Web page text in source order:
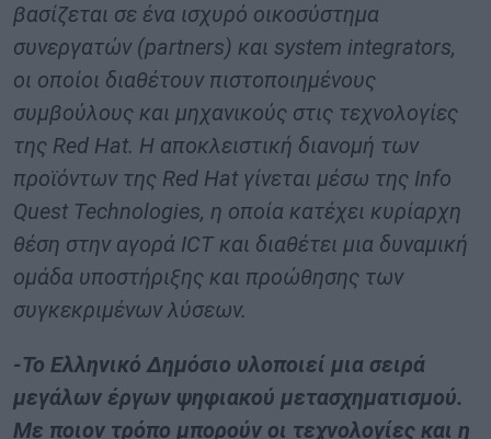
βασίζεται σε ένα ισχυρό οικοσύστημα
συνεργατών (partners) και system integrators,
οι οποίοι διαθέτουν πιστοποιημένους
συμβούλους και μηχανικούς στις τεχνολογίες
της Red Hat. Η αποκλειστική διανομή των
προϊόντων της Red Hat γίνεται μέσω της Info
Quest Technologies, η οποία κατέχει κυρίαρχη
θέση στην αγορά ICT και διαθέτει μια δυναμική
ομάδα υποστήριξης και προώθησης των
συγκεκριμένων λύσεων.
-Το Ελληνικό Δημόσιο υλοποιεί μια σειρά
μεγάλων έργων ψηφιακού μετασχηματισμού.
Με ποιον τρόπο μπορούν οι τεχνολογίες και η